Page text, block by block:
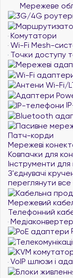
Мережеве
Комутатори
Wi-Fi Mesh-
Точки доступу
Патч-корди
Мережеві
Ковпачки для
Інструменти
З'єднувачі
переглянути все
Мережевий
Телефонний
VoIP шлюзи і